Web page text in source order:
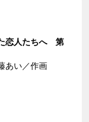
恋人たちへ 第
あい／作画